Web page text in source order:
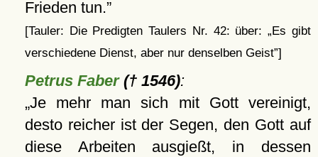
Frieden tun.
[Tauler: Die Predigten Taulers Nr. 42: über: Es gibt
verschiedene Dienst, aber nur denselben Geist ]
Petrus Faber(† 1546):
Je mehr man sich mit Gott vereinigt,
desto reicher ist der Segen, den Gott auf
diese Arbeiten ausgießt, in dessen